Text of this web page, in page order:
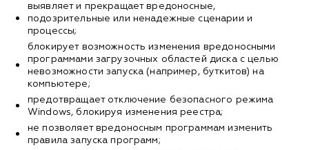
выявляет и прекращает вредоносные,
подозрительные или ненадежные сценарии и
процессы;
блокирует возможность изменения вредоносными
программами загрузочных областей диска с целью
невозможности запуска (например, буткитов) на
компьютере;
предотвращает отключение безопасного режима
Windows, блокируя изменения реестра;
не позволяет вредоносным программам изменить
правила запуска программ;